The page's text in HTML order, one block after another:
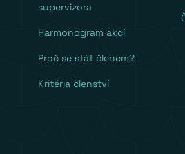
supervizora
Harmonogram akcí
Proč se stát členem?
Kritéria členství